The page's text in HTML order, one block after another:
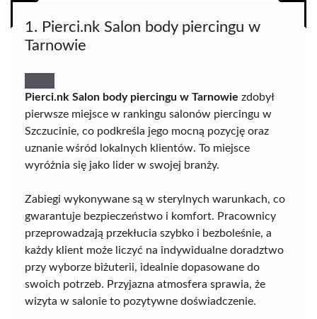
1. Pierci.nk Salon body piercingu w
Tarnowie
Pierci.nk Salon body piercingu w Tarnowie zdobył
pierwsze miejsce w rankingu salonów piercingu w
Szczucinie, co podkreśla jego mocną pozycję oraz
uznanie wśród lokalnych klientów. To miejsce
wyróżnia się jako lider w swojej branży.
Zabiegi wykonywane są w sterylnych warunkach, co
gwarantuje bezpieczeństwo i komfort. Pracownicy
przeprowadzają przekłucia szybko i bezboleśnie, a
każdy klient może liczyć na indywidualne doradztwo
przy wyborze biżuterii, idealnie dopasowane do
swoich potrzeb. Przyjazna atmosfera sprawia, że
wizyta w salonie to pozytywne doświadczenie.